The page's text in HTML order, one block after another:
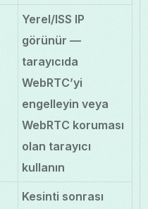
Yerel/ISS IP
görünür —
tarayıcıda
WebRTC’yi
engelleyin veya
WebRTC koruması
olan tarayıcı
kullanın
Kesinti sonrası